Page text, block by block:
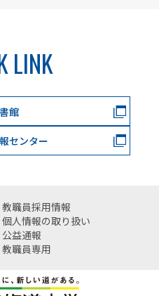
LINK
館
センター
教職員採用情報
個人情報の取り扱い
公益通報
教職員専用